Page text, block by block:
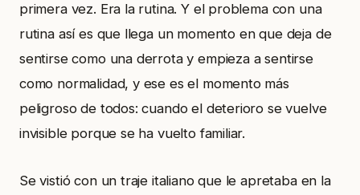
primera vez. Era la rutina. Y el problema con una
rutina así es que llega un momento en que deja de
sentirse como una derrota y empieza a sentirse
como normalidad, y ese es el momento más
peligroso de todos: cuando el deterioro se vuelve
invisible porque se ha vuelto familiar.
Se vistió con un traje italiano que le apretaba en la